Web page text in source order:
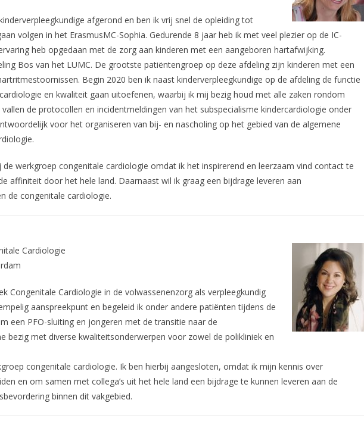
afgerond en ben ik vrij snel de opleiding tot
volgen in het ErasmusMC-Sophia. Gedurende 8 jaar heb ik met veel plezier op de IC-
heb opgedaan met de zorg aan kinderen met een aangeboren hartafwijking.
Bos van het LUMC. De grootste patiëntengroep op deze afdeling zijn kinderen met een
Begin 2020 ben ik naast kinderverpleegkundige op de afdeling de functie
en kwaliteit gaan uitoefenen, waarbij ik mij bezig houd met alle zaken rondom
de protocollen en incidentmeldingen van het subspecialisme kindercardiologie onder
voor het organiseren van bij- en nascholing op het gebied van de algemene
de werkgroep congenitale cardiologie omdat ik het inspirerend en leerzaam vind contact te
affiniteit door het hele land. Daarnaast wil ik graag een bijdrage leveren aan
de congenitale cardiologie.
Cardiologie
Congenitale Cardiologie in de volwassenenzorg als verpleegkundig
aanspreekpunt en begeleid ik onder andere patiënten tijdens de
een PFO-sluiting en jongeren met de transitie naar de
bezig met diverse kwaliteitsonderwerpen voor zowel de polikliniek en
congenitale cardiologie. Ik ben hierbij aangesloten, omdat ik mijn kennis over
en om samen met collega’s uit het hele land een bijdrage te kunnen leveren aan de
binnen dit vakgebied.